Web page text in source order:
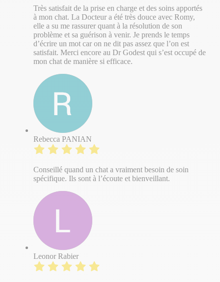
Très satisfait de la prise en charge et des soins apportés
à mon chat. La Docteur a été très douce avec Romy,
elle a su me rassurer quant à la résolution de son
problème et sa guérison à venir. Je prends le temps
d’écrire un mot car on ne dit pas assez que l’on est
satisfait. Merci encore au Dr Godest qui s’est occupé de
mon chat de manière si efficace.
Rebecca PANIAN
Conseillé quand un chat a vraiment besoin de soin
spécifique. Ils sont à l’écoute et bienveillant.
Leonor Rabier